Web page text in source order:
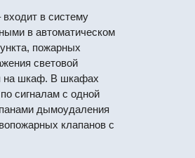
в систему
в автоматическом
пожарных
световой
на шкаф. В шкафах
сигналам с одной
дымоудаления
клапанов с